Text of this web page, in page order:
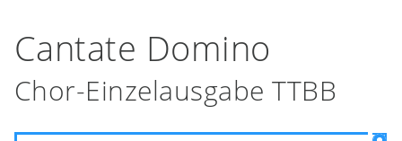
Cantate Domino
Chor-Einzelausgabe TTBB